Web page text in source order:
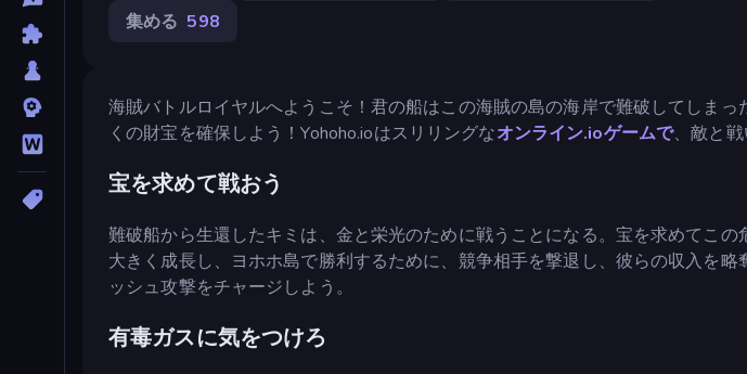
集める 598
海賊バトルロイヤルへようこそ！君の船はこの海賊の島の海岸で難破してしま
くの財宝を確保しよう！Yohoho.ioはスリリングなオンライン.ioゲームで、敵と戦
宝を求めて戦おう
難破船から生還したキミは、金と栄光のために戦うことになる。宝を求めてこ
大きく成長し、ヨホホ島で勝利するために、競争相手を撃退し、彼らの収入を
ッシュ攻撃をチャージしよう。
有毒ガスに気をつけろ